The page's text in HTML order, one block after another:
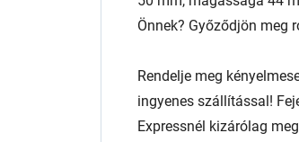
Önnek? Győződjön meg
Rendelje meg
ingyenes szállítással!
Expressnél kizárólag